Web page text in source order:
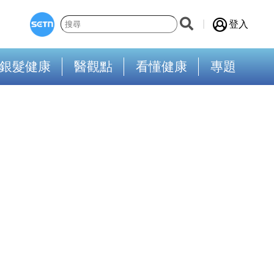
登入
銀髮健康 醫觀點 看懂健康 專題